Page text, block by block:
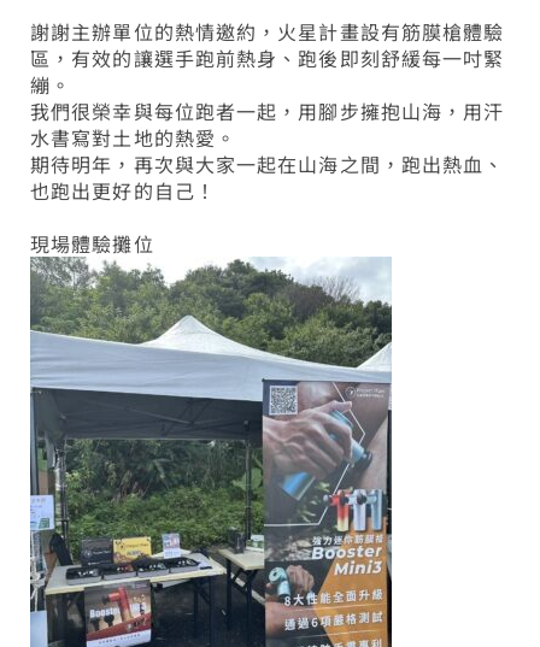
謝謝主辦單位的熱情邀約，火星計畫設有筋膜槍體驗
區，有效的讓選手跑前熱身、跑後即刻舒緩每一吋緊
繃。
我們很榮幸與每位跑者一起，用腳步擁抱山海，用汗
水書寫對土地的熱愛。
期待明年，再次與大家一起在山海之間，跑出熱血、
也跑出更好的自己！
現場體驗攤位